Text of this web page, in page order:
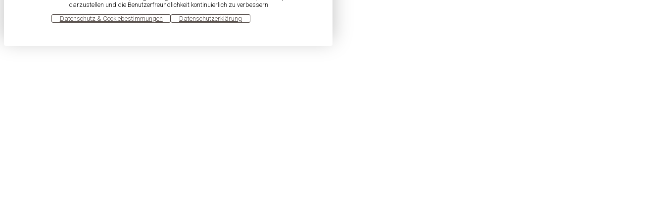
darzustellen und die Benutzerfreundlichkeit kontinuierlich zu verbessern
Datenschutz & Cookiebestimmungen Datenschutzerklärung